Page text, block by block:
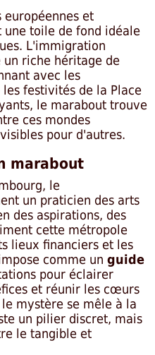
européennes et
une toile de fond idéale
L'immigration
riche héritage de
avec les
les festivités de la Place
le marabout trouve
ces mondes
pour d'autres.
marabout
le
un praticien des arts
des aspirations, des
cette métropole
lieux financiers et les
comme un guide
pour éclairer
et réunir les cœurs
mystère se mêle à la
un pilier discret, mais
le tangible et